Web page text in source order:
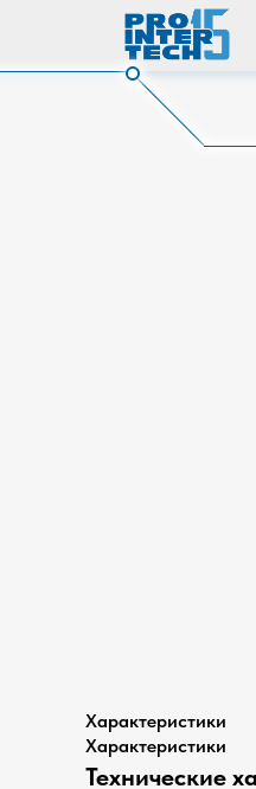
Характеристики
Характеристики
Технические